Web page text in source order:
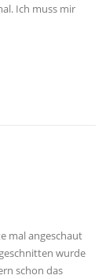
Ich muss mir
mal angeschaut
wurde
schon das